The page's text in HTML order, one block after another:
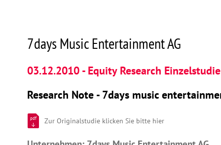
7days Music Entertainment AG
03.12.2010 - Equity Research
Research Note - 7days music
pdf Zur Originalstudie klicken Sie bitte hier